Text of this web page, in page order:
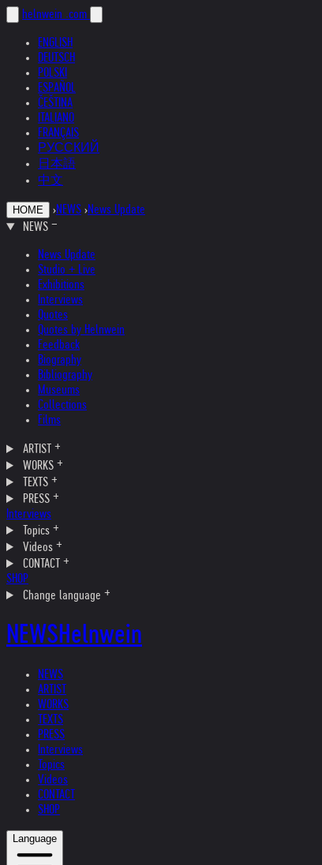
helnwein .com
ENGLISH
DEUTSCH
POLSKI
ESPAÑOL
ČEŠTINA
ITALIANO
FRANÇAIS
РУССКИЙ
日本語
中文
HOME ›NEWS ›News Update
NEWS
News Update
Studio + Live
Exhibitions
Interviews
Quotes
Quotes by Helnwein
Feedback
Biography
Bibliography
Museums
Collections
Films
ARTIST
WORKS
TEXTS
PRESS
Interviews
Topics
Videos
CONTACT
SHOP
Change language
NEWSHelnwein
NEWS
ARTIST
WORKS
TEXTS
PRESS
Interviews
Topics
Videos
CONTACT
SHOP
Language